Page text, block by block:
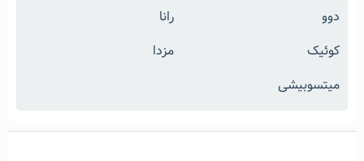
دوو
رانا
کوئیک
مزدا
میتسوبیشی